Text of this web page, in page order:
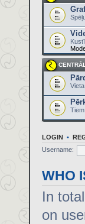
LOGIN •
Username:
WHO
In
on